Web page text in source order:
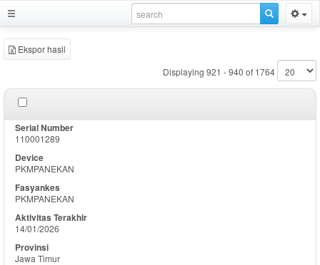
Ekspor hasil
Displaying 921 - 940 of 1764
110001289
PKMPANEKAN
PKMPANEKAN
14/01/2026
Jawa Timur